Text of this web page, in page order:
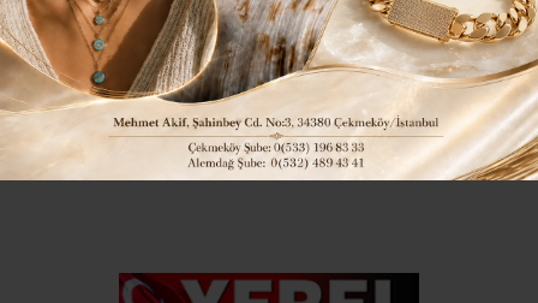
Sosyal medya hesaplarımızı keşfedin